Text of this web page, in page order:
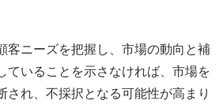
客ニーズを把握し、市場の動向と補
ていることを示さなければ、市場を
され、不採択となる可能性が高まり